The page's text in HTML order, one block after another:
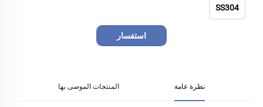
SS304
استفسار
نظرة عامة المنتجات الموصى بها